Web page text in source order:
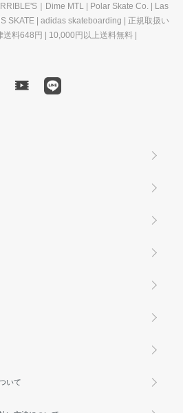
｜Dime MTL | Polar Skate Co. | Las
SKATE | adidas skateboarding | 正規取扱い
送料648円 | 10,000円以上送料無料 |
いて